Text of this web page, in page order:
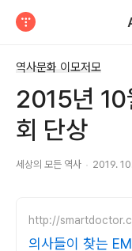
역사문화 이모저모
2015년 10
회 단상
세상의 모든 역사 2019.
http://
의사들이 찾는